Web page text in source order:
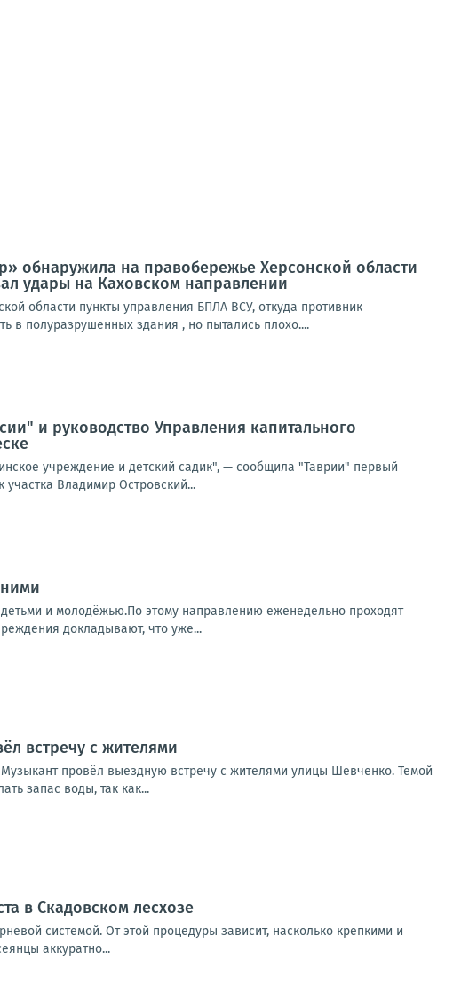
обнаружила на правобережье Херсонской области
удары на Каховском направлении
области пункты управления БПЛА ВСУ, откуда противник
в полуразрушенных здания , но пытались плохо....
и руководство Управления капитального
учреждение и детский садик", — сообщила "Таврии" первый
Владимир Островский...
и молодёжью.По этому направлению еженедельно проходят
докладывают, что уже...
встречу с жителями
провёл выездную встречу с жителями улицы Шевченко. Темой
запас воды, так как...
в Скадовском лесхозе
системой. От этой процедуры зависит, насколько крепкими и
аккуратно...